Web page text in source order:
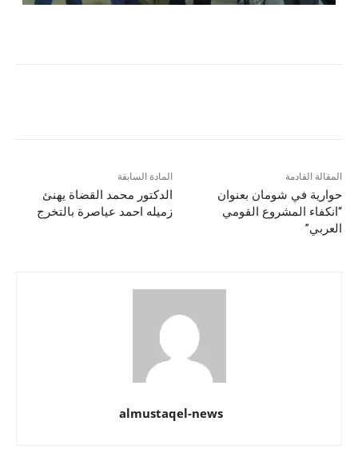
المادة السابقة
الدكتور محمد القضاة يهنئ
زميله احمد عياصرة بالتخرج
المقالة القادمة
حوارية في شومان بعنوان
“انكفاء المشروع القومي
العربي”
almustaqel-news